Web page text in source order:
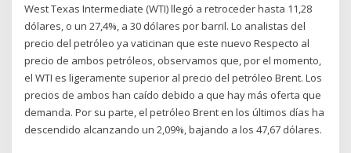
West Texas Intermediate (WTI) llegó a retroceder hasta 11,28
dólares, o un 27,4%, a 30 dólares por barril. Lo analistas del
precio del petróleo ya vaticinan que este nuevo Respecto al
precio de ambos petróleos, observamos que, por el momento,
el WTI es ligeramente superior al precio del petróleo Brent. Los
precios de ambos han caído debido a que hay más oferta que
demanda. Por su parte, el petróleo Brent en los últimos días ha
descendido alcanzando un 2,09%, bajando a los 47,67 dólares.